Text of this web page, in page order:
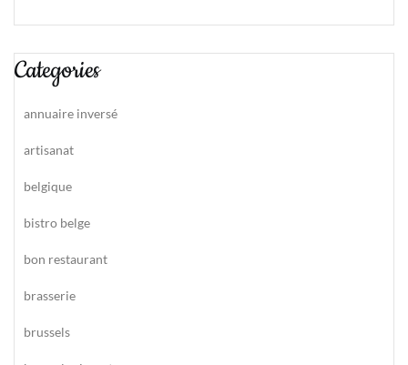
Categories
annuaire inversé
artisanat
belgique
bistro belge
bon restaurant
brasserie
brussels